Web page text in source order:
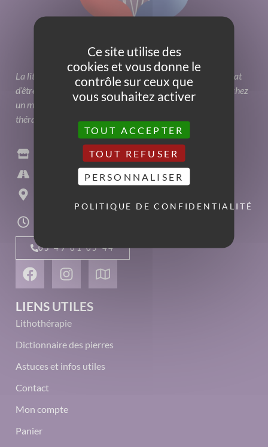
La lithothérapie peut avoir une forte influence sur notre état
d’être sans toutefois qu’elle ne remplace une consultation chez
un médecin. C’est une aide additionnelle qu’apporte cette
thérapie alternative.
L'Âme'Ethisme
11 rue Paul Guillon
05 49 61 05 44
LIENS UTILES
Lithothérapie
Dictionnaire des pierres
Astuces et infos utiles
Contact
Mon compte
Panier
Ce site utilise des
cookies et vous donne le
contrôle sur ceux que
vous souhaitez activer
TOUT ACCEPTER
TOUT REFUSER
PERSONNALISER
POLITIQUE DE CONFIDENTIALITÉ